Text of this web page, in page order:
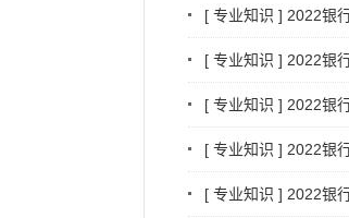
[ 专业知识 ] 2022银
[ 专业知识 ] 2022银
[ 专业知识 ] 2022银
[ 专业知识 ] 2022银
[ 专业知识 ] 2022银